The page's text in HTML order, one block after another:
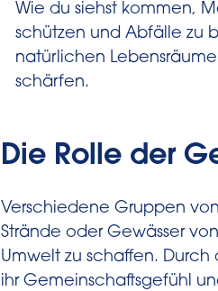
Wie du siehst kommen,
schützen und Abfälle zu
natürlichen
schärfen.
Die Rolle der
Verschiedene Gruppen
Strände oder Gewässer
Umwelt zu schaffen.
ihr Gemeinschaftsgefühl